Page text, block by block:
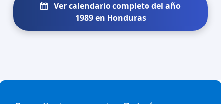
Ver calendario completo del año
1989 en Honduras